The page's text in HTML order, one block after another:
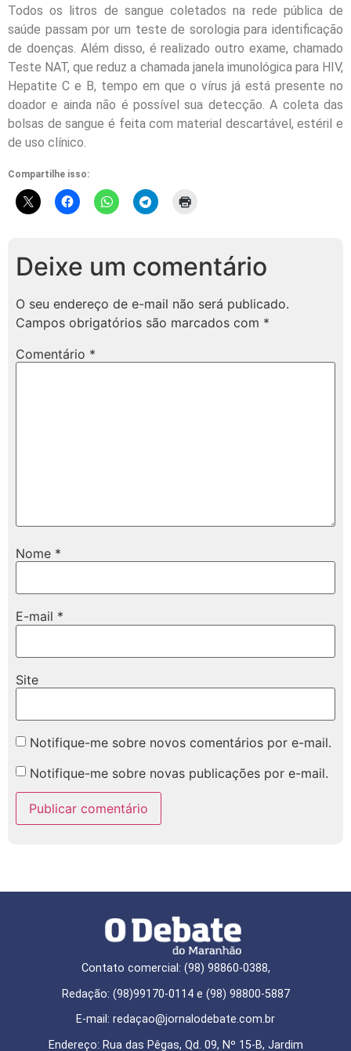
Todos os litros de sangue coletados na rede pública de
saúde passam por um teste de sorologia para identificação
de doenças. Além disso, é realizado outro exame, chamado
Teste NAT, que reduz a chamada janela imunológica para HIV,
Hepatite C e B, tempo em que o vírus já está presente no
doador e ainda não é possível sua detecção. A coleta das
bolsas de sangue é feita com material descartável, estéril e
de uso clínico.
Compartilhe isso:
Deixe um comentário
O seu endereço de e-mail não será publicado.
Campos obrigatórios são marcados com *
Comentário *
Nome *
E-mail *
Site
Notifique-me sobre novos comentários por e-mail.
Notifique-me sobre novas publicações por e-mail.
Contato comercial: (98) 98860-0388,
Redação: (98)99170-0114 e (98) 98800-5887
E-mail: redaçao@jornalodebate.com.br
Endereço: Rua das Pêgas, Qd. 09, Nº 15-B, Jardim